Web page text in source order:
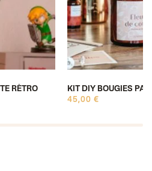
RÉTRO
KIT DIY BOUGIES
45,00 €